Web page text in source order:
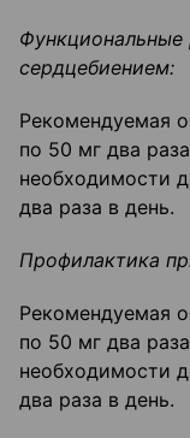
Функциональные
сердцебиением:
Рекомендуемая
по 50 мг два
необходимости
два раза в день.
Профилактика
Рекомендуемая
по 50 мг два
необходимости
два раза в день.